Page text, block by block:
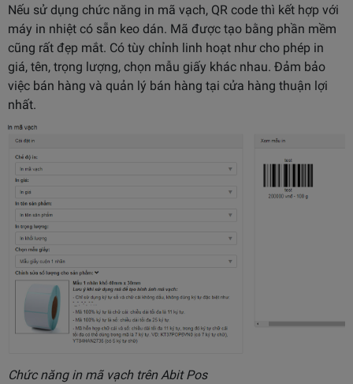
Nếu sử dụng chức năng in mã vạch, QR code thì kết hợp với
máy in nhiệt có sẵn keo dán. Mã được tạo bằng phần mềm
cũng rất đẹp mắt. Có tùy chỉnh linh hoạt như cho phép in
giá, tên, trọng lượng, chọn mẫu giấy khác nhau. Đảm bảo
việc bán hàng và quản lý bán hàng tại cửa hàng thuận lợi
nhất.
Chức năng in mã vạch trên Abit Pos